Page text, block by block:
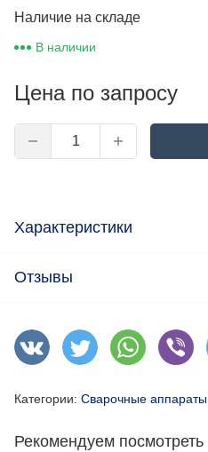
Наличие на складе
В наличии
Цена по запросу
Характеристики
Отзывы
Категории: Сварочные аппараты
Рекомендуем посмотреть